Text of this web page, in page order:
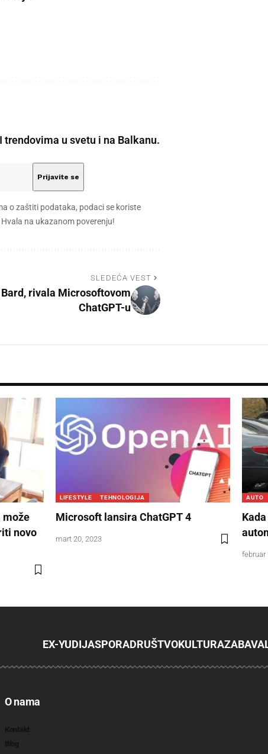
u svetu i na Balkanu.
o zaštiti podataka, podaci se koriste
na ukazanom poverenju!
SLEDEĆA VEST
rivala Microsoftovom
ChatGPT-u
može
novo
LIFESTYLE TEHNOLOGIJA
Microsoft lansira ChatGPT 4
mart 20, 2023
AUTO
februar
EX-YUDIJASPORADRUŠTVOKULTURAZABAVA
O nama